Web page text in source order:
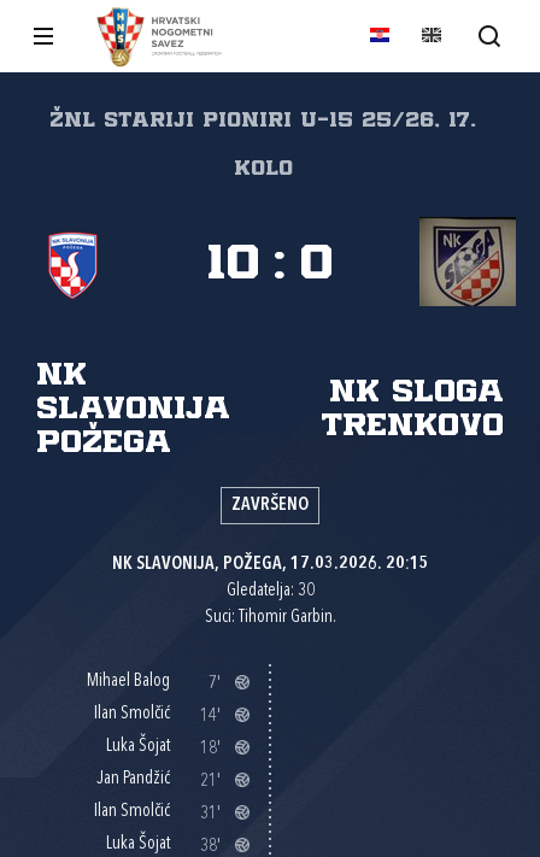
ŽNL STARIJI PIONIRI U-15 25/26, 17.
kolo
NK
Slavonija
Požega
NK Sloga
Trenkovo
10 : 0
ZAVRŠENO
NK SLAVONIJA, POŽEGA, 17.03.2026. 20:15
Gledatelja: 30
Suci: Tihomir Garbin.
Mihael Balog
7'
Ilan Smolčić
14'
Luka Šojat
18'
Jan Pandžić
21'
Ilan Smolčić
31'
Luka Šojat
38'